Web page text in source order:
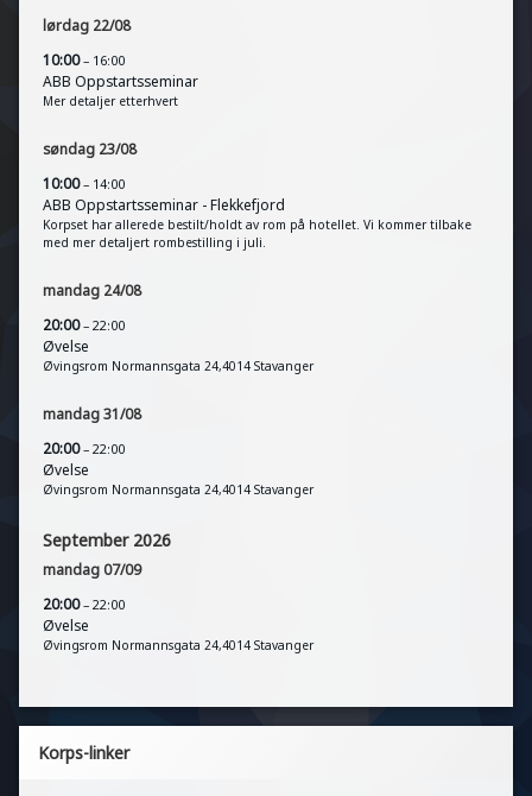
lørdag 22/08
10:00– 16:00
ABB Oppstartsseminar
Mer detaljer etterhvert
søndag 23/08
10:00– 14:00
ABB Oppstartsseminar - Flekkefjord
Korpset har allerede bestilt/holdt av rom på hotellet. Vi kommer tilbake
med mer detaljert rombestilling i juli.
mandag 24/08
20:00– 22:00
Øvelse
Øvingsrom Normannsgata 24,4014 Stavanger
mandag31/08
20:00– 22:00
Øvelse
Øvingsrom Normannsgata 24,4014 Stavanger
September 2026
mandag07/09
20:00– 22:00
Øvelse
Øvingsrom Normannsgata 24,4014 Stavanger
Korps-linker